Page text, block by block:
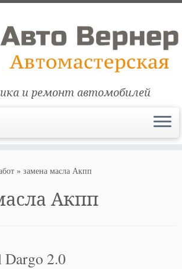
и ремонт автомобилей
» замена масла Акпп
Акпп
2.0